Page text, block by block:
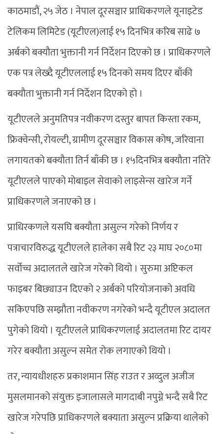
काठमाडौं, २५ जेठ । नेपाल दूरसञ्चार प्राधिकरणले यूनाइटेड
टेलिकम लिमिटेड (यूटीएल)लाई १५ दिनभित्र करिब साढे ७
अर्बको बक्यौता भुक्तानी गर्न निर्देशन दिएको छ । प्राधिकरणले
एक पत्र लेख्दै यूटीएललाई १५ दिनको समय दिएर बाँकी
बक्यौता भुक्तानी गर्न निर्देशन दिएको हो ।
यूटीएलले अनुमतिपत्र नवीकरण दस्तुर बापत किस्ता रकम,
फ्रिक्वेन्सी, रोयल्टी, ग्रामीण दूरसञ्चार विकास कोष, जरिवाना
लगायतको बक्यौता तिर्न बाँकी छ । १५दिनभित्र बक्यौता नतिरे
यूटीएलले पाएको मोबाइल सेवाको लाइसेन्स खारेज गर्ने
प्राधिकरणले जनाएको छ ।
प्राधिरकणले यसघि बक्यौता असुल्न गरेको निर्णय र
पत्राचारविरुद्ध यूटीएलले हालेका सबै रिट २३ माघ २०८०मा
सर्वोच्च अदालतले खारेज गरेको थियो । सुरुमा अप्टिकल
फाइबर बिछ्याउन दिएको २ अर्बको परियोजनाको अवधि
सकिएपछि सम्झौता नवीकरण नगरेको भन्दै यूटीएल अदालत
पुगेको थियो । यूटीएलले प्राधिकरणलाई अदालतमा रिट दायर
गरेर बक्यौता असुल्न समेत रोक लगाएको थियो ।
तर, न्यायधीशहरु प्रकाशमान सिंह राउत र अव्दुल अजीज
मुसलमानको संयुक्त इजालासले मागदाबी नपुग्ने भन्दै सबै रिट
खारेज गरेपछि प्राधिकरणले बक्याता असुल्न प्रक्रिया थालेको